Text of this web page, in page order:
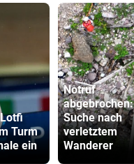
Turm
ein
Notruf
abgebrochen:
Suche nach
verletztem
Wanderer